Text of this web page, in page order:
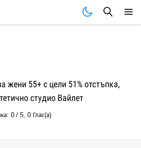
жени 55+ с цели 51% отстъпка,
студио Вайлет
0 /5,0 Глас(а)